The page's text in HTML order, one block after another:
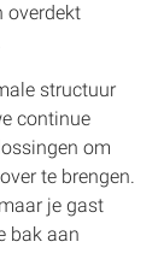
overdekt
structuur
continue
om
te brengen.
je gast
bak aan